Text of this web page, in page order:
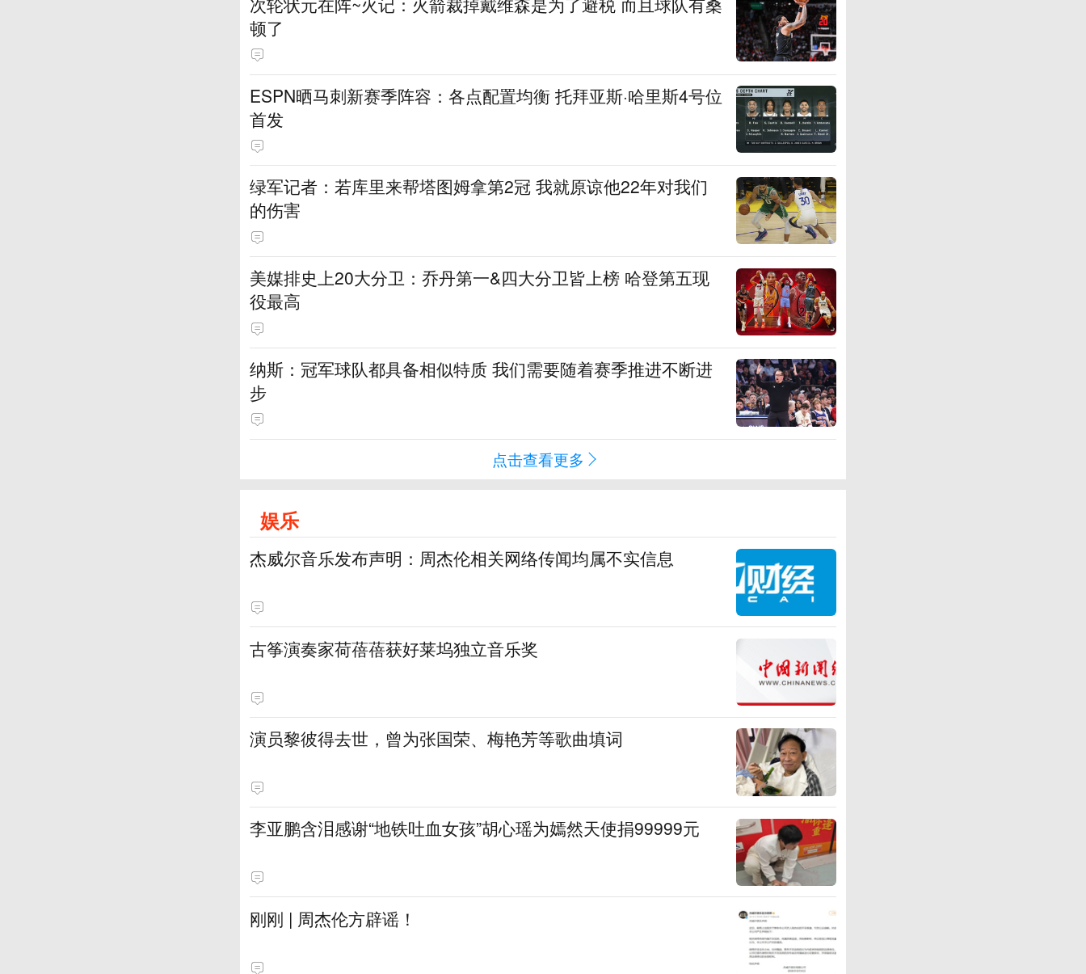
顿了
ESPN晒马刺新赛季阵容：各点配置均衡 托拜亚斯·哈里斯4号位
首发
绿军记者：若库里来帮塔图姆拿第2冠 我就原谅他22年对我们
的伤害
美媒排史上20大分卫：乔丹第一&四大分卫皆上榜 哈登第五现
役最高
纳斯：冠军球队都具备相似特质 我们需要随着赛季推进不断进
步
点击查看更多
娱乐
杰威尔音乐发布声明：周杰伦相关网络传闻均属不实信息
古筝演奏家荷蓓蓓获好莱坞独立音乐奖
演员黎彼得去世，曾为张国荣、梅艳芳等歌曲填词
李亚鹏含泪感谢“地铁吐血女孩”胡心瑶为嫣然天使捐99999元
刚刚 | 周杰伦方辟谣！